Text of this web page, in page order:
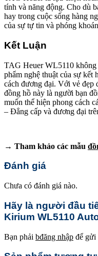
tính và năng động. Cho dù
hay trong cuộc sống hàng
của sự tự tin và phóng
Kết Luận
TAG Heuer WL5110 không
phẩm nghệ thuật của sự kết
cách đương đại. Với vẻ đẹp
đồng hồ này là người bạn
muốn thể hiện phong cách
– Đẳng cấp và đương đại
→ Tham khảo các mẫu
Đánh giá
Chưa có đánh giá nào.
Hãy là người đầu
Kirium WL5110
Bạn phải bđăng nhập để gửi